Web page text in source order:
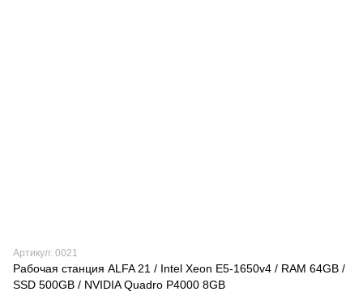
Артикул: 0021
Рабочая станция ALFA 21 / Intel Xeon E5-1650v4 / RAM 64GB /
SSD 500GB / NVIDIA Quadro P4000 8GB